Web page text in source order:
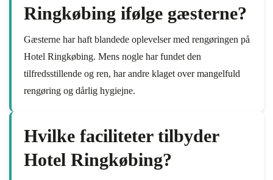
Ringkøbing ifølge gæsterne?
Gæsterne har haft blandede oplevelser med rengøringen på
Hotel Ringkøbing. Mens nogle har fundet den
tilfredsstillende og ren, har andre klaget over mangelfuld
rengøring og dårlig hygiejne.
Hvilke faciliteter tilbyder
Hotel Ringkøbing?